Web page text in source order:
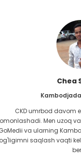
Chea
CKD umrbod davom
Men uzoq
va ularning
saqlash vaqti